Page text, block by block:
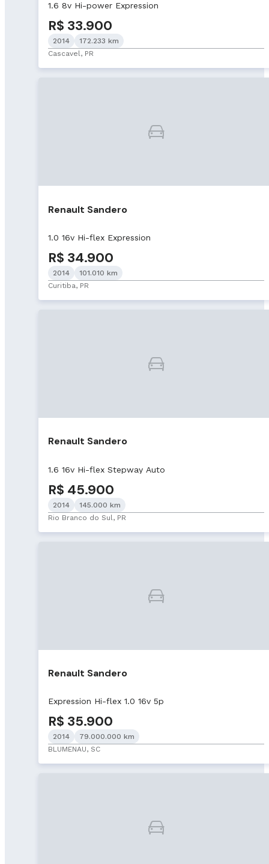
1.6 8v Hi-power Expression
R$ 33.900
2014
172.233 km
Cascavel, PR
Renault Sandero
1.0 16v Hi-flex Expression
R$ 34.900
2014
101.010 km
Curitiba, PR
Renault Sandero
1.6 16v Hi-flex Stepway Auto
R$ 45.900
2014
145.000 km
Rio Branco do Sul, PR
Renault Sandero
Expression Hi-flex 1.0 16v 5p
R$ 35.900
2014
79.000.000 km
BLUMENAU, SC